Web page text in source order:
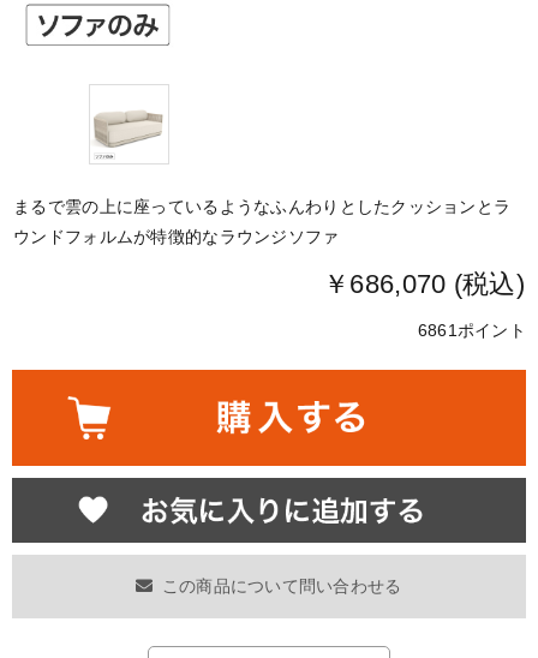
まるで雲の上に座っているようなふんわりとしたクッションとラ
ウンドフォルムが特徴的なラウンジソファ
￥686,070 (税込)
6861ポイント
この商品について問い合わせる